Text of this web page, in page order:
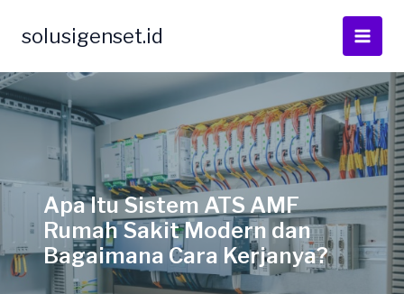
solusigenset.id
Apa Itu Sistem ATS AMF
Rumah Sakit Modern dan
Bagaimana Cara Kerjanya?